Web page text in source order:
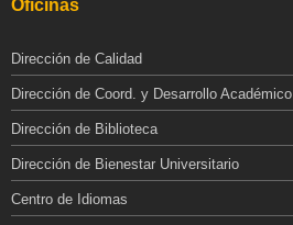
Oficinas
Dirección de Calidad
Dirección de Coord. y Desarrollo Académico
Dirección de Biblioteca
Dirección de Bienestar Universitario
Centro de Idiomas